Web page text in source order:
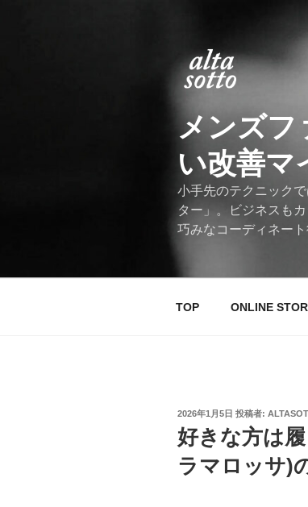
メンズフ
い改善マ
小手先のテクニック
ター」。ビジネスも
巧みなコーディネー
TOP ONLINE
投
稿
日:
2026年1月5日 投稿者:
好きな方は
ラマロッサ)